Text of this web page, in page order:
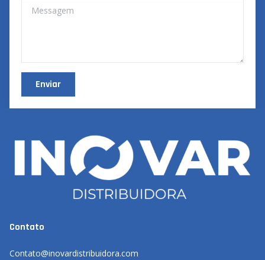
Enviar
Contato
Contato@inovardistribuidora.com